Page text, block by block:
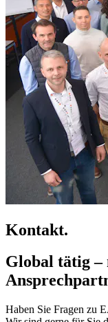
Kontakt.
Global tätig
Haben Sie Fragen zu